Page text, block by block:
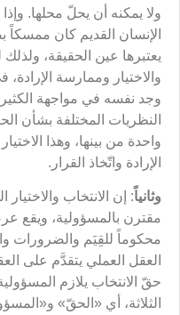
ولا يمكنه أن يحلّ محلها.
الإنسان القديم كان
يعتبرها عين الحقيقة،
والاختيار وممارسة
وجد نفسه في مواجهة
النظريات المختلفة بشأن
واحدة من بينها، وهذا
الإرادة واتّخاذ القرار.
وثانياً: إن الانتخاب
مقترن بالمسؤولية، ويقع
محكوماً للقِيَم والضرورات
العقل العملي يتقدَّم على
حقّ الانتخاب يلازم
الثلاثة، أي «الحقّ»